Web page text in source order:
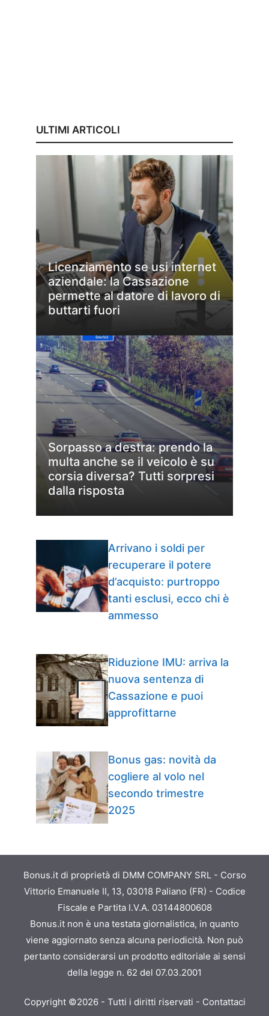
ULTIMI ARTICOLI
Licenziamento se usi internet
aziendale: la Cassazione
permette al datore di lavoro di
buttarti fuori
Sorpasso a destra: prendo la
multa anche se il veicolo è su
corsia diversa? Tutti sorpresi
dalla risposta
Arrivano i soldi per
recuperare il potere
d’acquisto: purtroppo
tanti esclusi, ecco chi è
ammesso
Riduzione IMU: arriva la
nuova sentenza di
Cassazione e puoi
approfittarne
Bonus gas: novità da
cogliere al volo nel
secondo trimestre
2025
Bonus.it di proprietà di DMM COMPANY SRL - Corso
Vittorio Emanuele II, 13, 03018 Paliano (FR) - Codice
Fiscale e Partita I.V.A. 03144800608
Bonus.it non è una testata giornalistica, in quanto
viene aggiornato senza alcuna periodicità. Non può
pertanto considerarsi un prodotto editoriale ai sensi
della legge n. 62 del 07.03.2001
Copyright ©2026 - Tutti i diritti riservati - Contattaci